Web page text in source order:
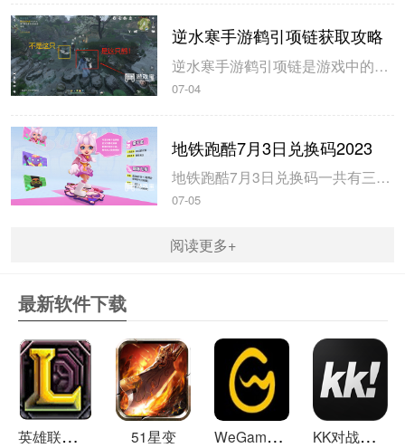
逆水寒手游鹤引项链获取攻略
逆水寒手游鹤引项链是游戏中的55级紫色装备，玩家可以通过不同的坐标完成小游戏获得，米葫芦小编带来逆水寒手游鹤引项链获取攻略，一起来看看吧。逆水寒手游鹤引项链获取攻略1、在山清山完成同样的探索小游戏驭鹤七次即可获得。2、注意这七哥小游戏都是一样的流程，在规定的时间内触碰4朵花即可完成。3、坐标分别在...
07-04
地铁跑酷7月3日兑换码2023
地铁跑酷7月3日兑换码一共有三个，玩家使用以后即可获得大量的钥匙和金币，米葫芦小编带来地铁跑酷7月3日兑换码2023，一起来看看吧。地铁跑酷7月3日兑换码20231、兑换码：FANBOOK地铁社区七十万人福利2、兑换码：FANBOOK7服十万人福利3、兑换码：FANBOOK地铁跑酷二十万人福4、玩...
07-05
阅读更多+
最新软件下载
英
雄联盟LOL 13.21 51星变 W
eGame(腾讯游戏平台TGP) 5.10.19.1000 K
K对战平台 1.0.1